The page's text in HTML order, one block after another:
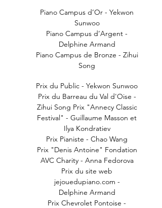
Piano Campus d’Or - Yekwon
Sunwoo
Piano Campus d’Argent -
Delphine Armand
Piano Campus de Bronze - Zihui
Song
Prix du Public - Yekwon Sunwoo
Prix du Barreau du Val d'Oise -
Zihui Song Prix "Annecy Classic
Festival" - Guillaume Masson et
Ilya Kondratiev
Prix Pianiste - Chao Wang
Prix "Denis Antoine" Fondation
AVC Charity - Anna Fedorova
Prix du site web
jejouedupiano.com -
Delphine Armand
Prix Chevrolet Pontoise -